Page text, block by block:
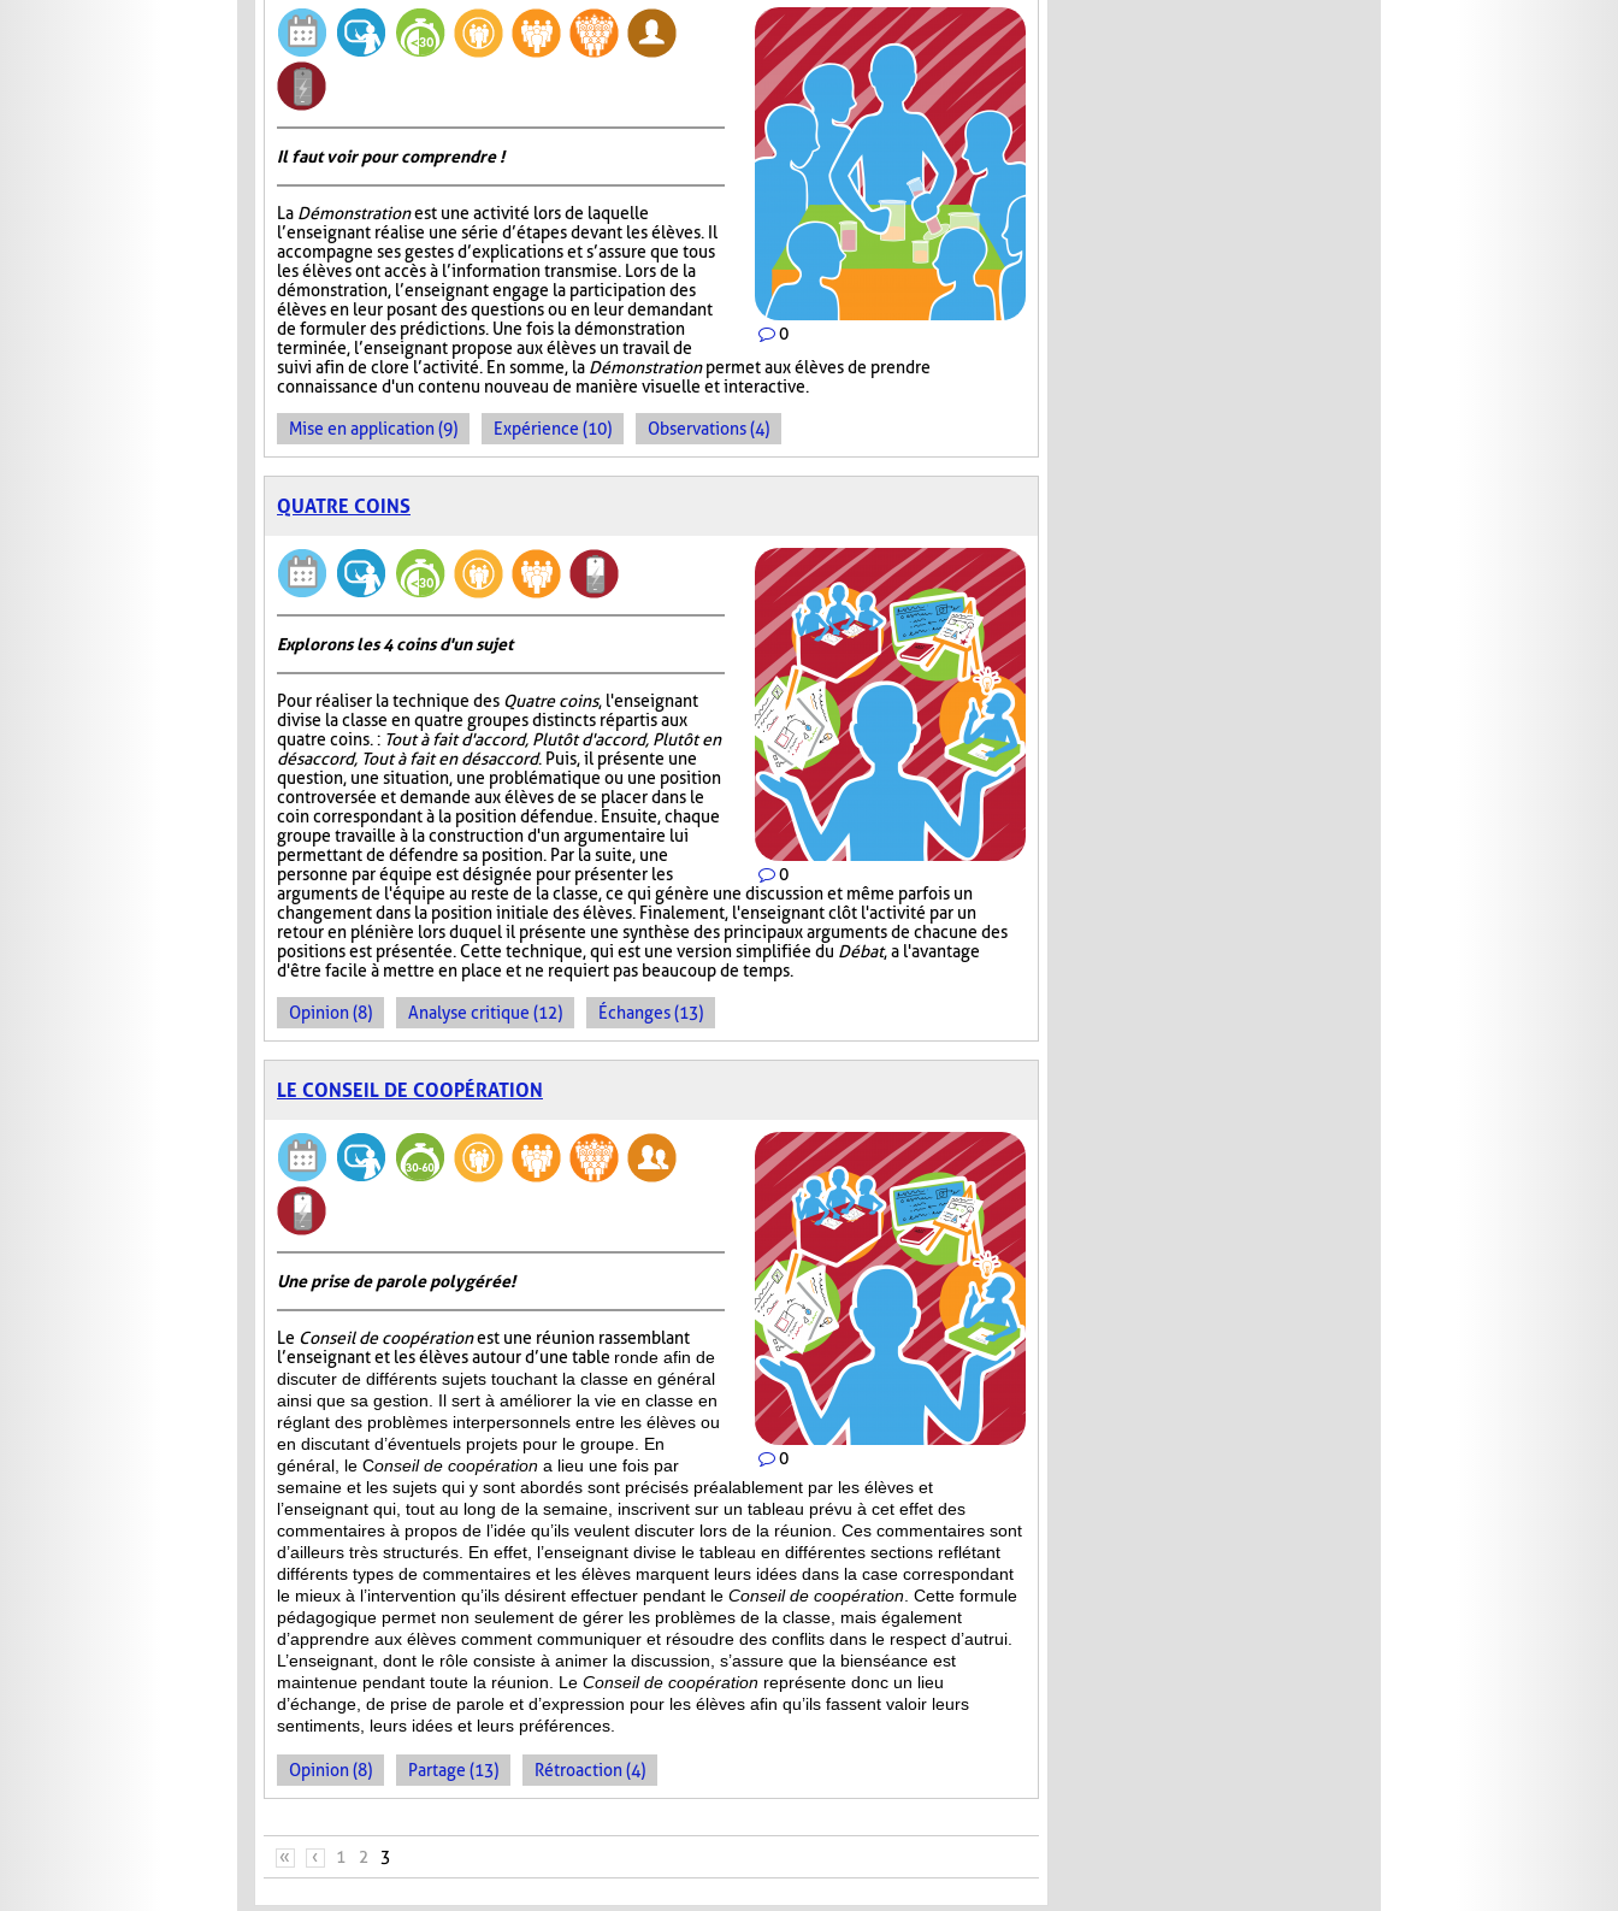
0
Il faut voir pour comprendre !
La Démonstrationest une activité lors de laquelle
l’enseignant réalise une série d’étapes devant les élèves. Il
accompagne ses gestes d’explications et s’assure que tous
les élèves ont accès à l’information transmise. Lors de la
démonstration, l’enseignant engage la participation des
élèves en leur posant des questions ou en leur demandant
de formuler des prédictions. Une fois la démonstration
terminée, l’enseignant propose aux élèves un travail de
suivi afin de clore l’activité. En somme, la Démonstrationpermet aux élèves de prendre
connaissance d'un contenu nouveau de manière visuelle et interactive.
Mise en application (9) Expérience (10) Observations (4)
QUATRE COINS
0
Explorons les 4 coins d'un sujet
Pour réaliser la technique des Quatre coins, l'enseignant
divise la classe en quatre groupes distincts répartis aux
quatre coins. : Tout à fait d'accord, Plutôt d'accord, Plutôt en
désaccord, Tout à fait en désaccord. Puis, il présente une
question, une situation, une problématique ou une position
controversée et demande aux élèves de se placer dans le
coin correspondant à la position défendue. Ensuite, chaque
groupe travaille à la construction d'un argumentaire lui
permettant de défendre sa position. Par la suite, une
personne par équipe est désignée pour présenter les
arguments de l'équipe au reste de la classe, ce qui génère une discussion et même parfois un
changement dans la position initiale des élèves. Finalement, l'enseignant clôt l'activité par un
retour en plénière lors duquel il présente une synthèse des principaux arguments de chacune des
positions est présentée. Cette technique, qui est une version simplifiée du Débat, a l'avantage
d'être facile à mettre en place et ne requiert pas beaucoup de temps.
Opinion (8) Analyse critique (12) Échanges (13)
LE CONSEIL DE COOPÉRATION
0
Une prise de parole polygérée!
Le Conseil de coopérationest une réunion rassemblant
l’enseignant et les élèves autour d’une table ronde afin de
discuter de différents sujets touchant la classe en général
ainsi que sa gestion. Il sert à améliorer la vie en classe en
réglant des problèmes interpersonnels entre les élèves ou
en discutant d’éventuels projets pour le groupe. En
général, le Conseil de coopération a lieu une fois par
semaine et les sujets qui y sont abordés sont précisés préalablement par les élèves et
l’enseignant qui, tout au long de la semaine, inscrivent sur un tableau prévu à cet effet des
commentaires à propos de l’idée qu’ils veulent discuter lors de la réunion. Ces commentaires sont
d’ailleurs très structurés. En effet, l’enseignant divise le tableau en différentes sections reflétant
différents types de commentaires et les élèves marquent leurs idées dans la case correspondant
le mieux à l’intervention qu’ils désirent effectuer pendant le Conseil de coopération. Cette formule
pédagogique permet non seulement de gérer les problèmes de la classe, mais également
d’apprendre aux élèves comment communiquer et résoudre des conflits dans le respect d’autrui.
L’enseignant, dont le rôle consiste à animer la discussion, s’assure que la bienséance est
maintenue pendant toute la réunion. Le Conseil de coopération représente donc un lieu
d’échange, de prise de parole et d’expression pour les élèves afin qu’ils fassent valoir leurs
sentiments, leurs idées et leurs préférences.
Opinion (8) Partage (13) Rétroaction (4)
« ‹ 1 2 3